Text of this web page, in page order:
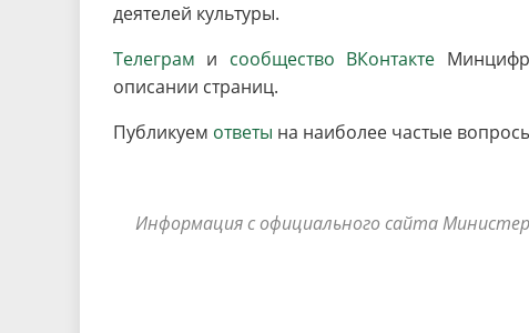
деятелей культуры.
Телеграм и сообщество ВКонтакте
описании страниц.
Публикуем ответы на наиболее частые
Информация с официального сайта